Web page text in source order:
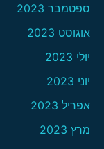
ספטמבר 2023
אוגוסט 2023
יולי 2023
יוני 2023
אפריל 2023
מרץ 2023